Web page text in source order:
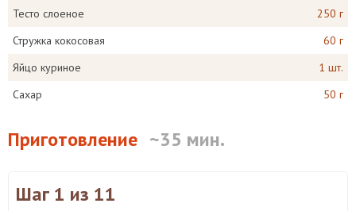
Тесто слоеное
250 г
Стружка кокосовая
60 г
Яйцо куриное
1 шт.
Сахар
50 г
Приготовление ~35 мин.
Шаг 1 из 11